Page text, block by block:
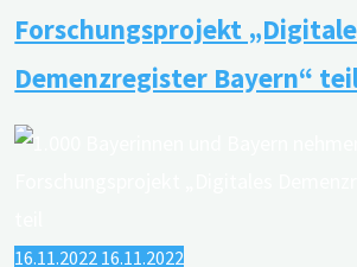
Förderbescheid
2,5
Forschungsprojekt
Demenzregister Bayern“
16.11.2022 16.11.2022